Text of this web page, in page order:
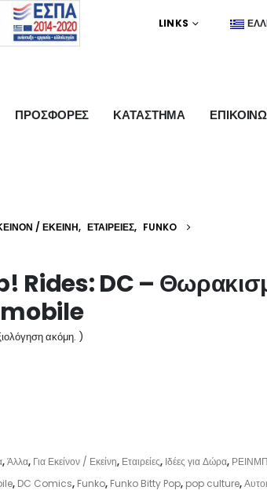
LINKS
ΠΡΟΣΦΟΡΕΣ ΚΑΤΑΣΤΗΜΑ
/ ΕΚΕΊΝΗ, ΕΤΑΙΡΕΊΕΣ, FUNKO
Rides: DC –
ακόμη. )
,Άλλα, Για Εκείνον / Εκείνη, Εταιρείες, Ιδέες για Δώρα,
, DC Comics, Funko, Funko Bitty Pop, pop culture,